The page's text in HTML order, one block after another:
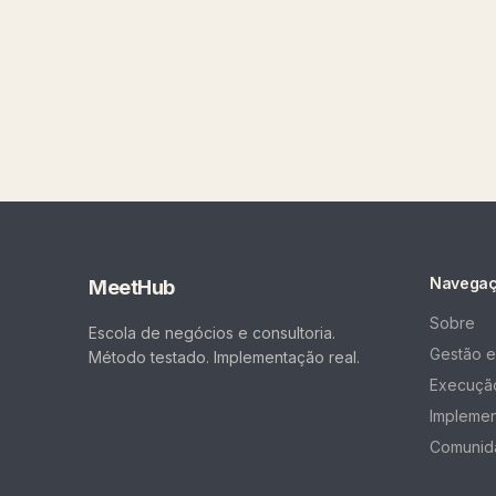
MeetHub
Escola de negócios e consultoria.
Método testado. Implementação real.
Sobre
Gestão